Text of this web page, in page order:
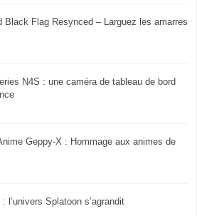
Black Flag Resynced – Larguez les amarres
N4S : une caméra de tableau de bord
Geppy-X : Hommage aux animes de
l’univers Splatoon s’agrandit